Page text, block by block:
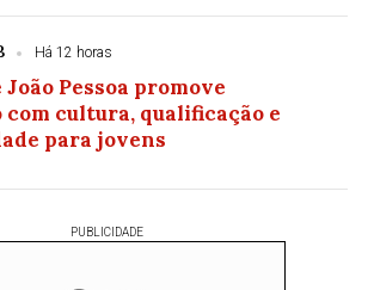
Há 12 horas
Pessoa promove
com cultura, qualificação e
para jovens
PUBLICIDADE